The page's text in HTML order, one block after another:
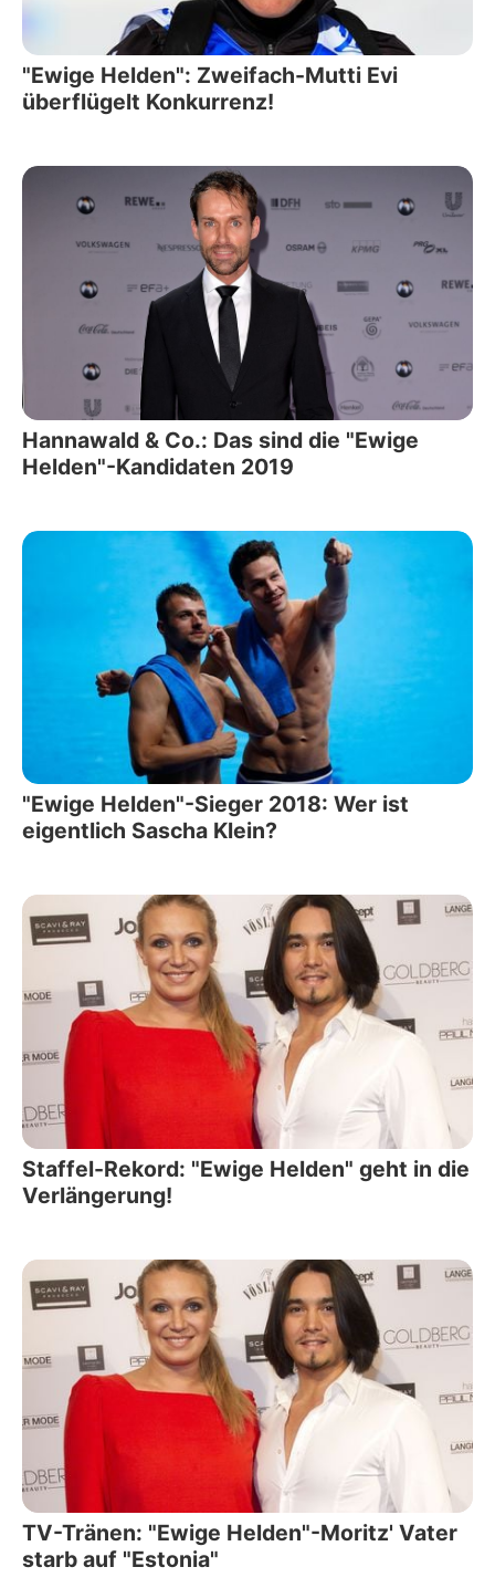
"Ewige Helden": Zweifach-Mutti Evi
überflügelt Konkurrenz!
Hannawald & Co.: Das sind die "Ewige
Helden"-Kandidaten 2019
"Ewige Helden"-Sieger 2018: Wer ist
eigentlich Sascha Klein?
Staffel-Rekord: "Ewige Helden" geht in die
Verlängerung!
TV-Tränen: "Ewige Helden"-Moritz' Vater
starb auf "Estonia"